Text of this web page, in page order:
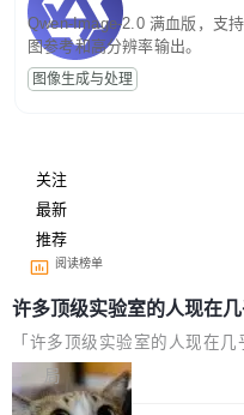
Qwen-Image-2.0 满血版，支
图参考和高分辨率输出。
图像生成与处理
关注
最新
推荐
阅读榜单
许多顶级实验室的人现在
了
「许多顶级实验室的人现在几
且他们认为 ICLR/ICML/
度宣传和欺诈。」 OpenAI 研
局